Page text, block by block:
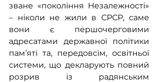
зване «покоління Незалежності»
– ніколи не жили в СРСР, саме
вони є першочерговими
адресатами державної політики
пам’яті та, передовсім, освітньої
системи, що декларують повний
розрив із радянським